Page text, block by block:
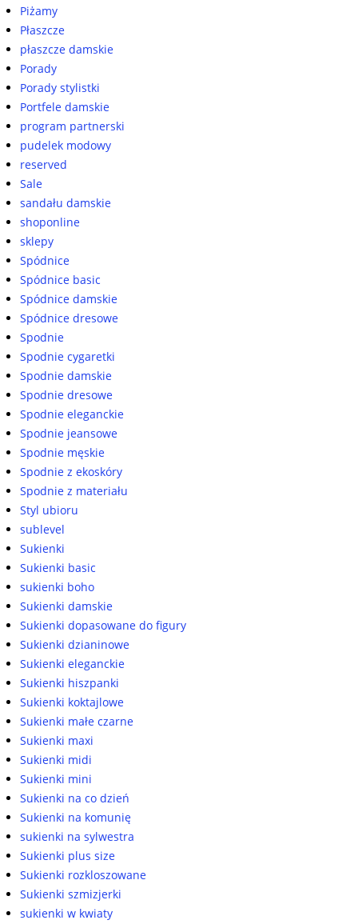
Piżamy
Płaszcze
płaszcze damskie
Porady
Porady stylistki
Portfele damskie
program partnerski
pudelek modowy
reserved
Sale
sandału damskie
shoponline
sklepy
Spódnice
Spódnice basic
Spódnice damskie
Spódnice dresowe
Spodnie
Spodnie cygaretki
Spodnie damskie
Spodnie dresowe
Spodnie eleganckie
Spodnie jeansowe
Spodnie męskie
Spodnie z ekoskóry
Spodnie z materiału
Styl ubioru
sublevel
Sukienki
Sukienki basic
sukienki boho
Sukienki damskie
Sukienki dopasowane do figury
Sukienki dzianinowe
Sukienki eleganckie
Sukienki hiszpanki
Sukienki koktajlowe
Sukienki małe czarne
Sukienki maxi
Sukienki midi
Sukienki mini
Sukienki na co dzień
Sukienki na komunię
sukienki na sylwestra
Sukienki plus size
Sukienki rozkloszowane
Sukienki szmizjerki
sukienki w kwiaty